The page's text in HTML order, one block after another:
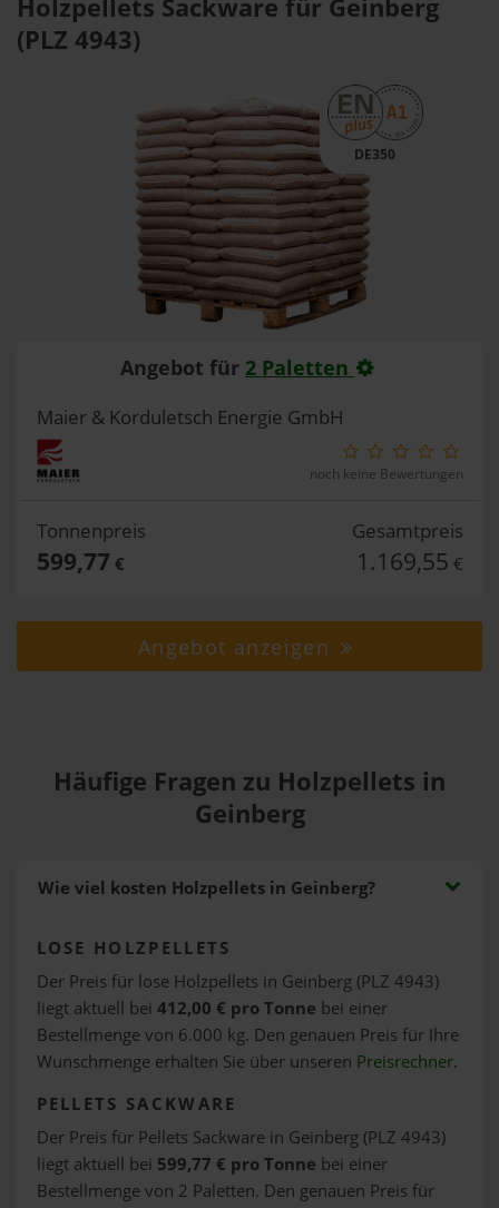
(PLZ 4943)
DE350
Angebot für 2 Paletten
Maier & Korduletsch Energie GmbH
noch keine Bewertungen
Tonnenpreis
599,77 €
Gesamtpreis
1.169,55 €
Angebot anzeigen
Häufige Fragen zu Holzpellets in
Geinberg
Wie viel kosten Holzpellets in Geinberg?
LOSE HOLZPELLETS
Der Preis für lose Holzpellets in Geinberg (PLZ 4943)
liegt aktuell bei 412,00 € pro Tonne bei einer
Bestellmenge von 6.000 kg. Den genauen Preis für Ihre
Wunschmenge erhalten Sie über unseren Preisrechner.
PELLETS SACKWARE
Der Preis für Pellets Sackware in Geinberg (PLZ 4943)
liegt aktuell bei 599,77 € pro Tonne bei einer
Bestellmenge von 2 Paletten. Den genauen Preis für